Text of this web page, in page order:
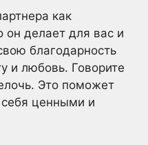
как
он делает для вас и
благодарность
и любовь. Говорите
Это поможет
ценными и